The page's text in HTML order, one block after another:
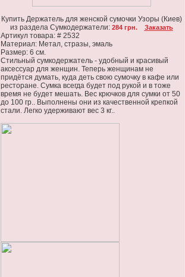
Купить Держатель для женской сумочки Узоры (Киев)
из раздела Сумкодержатели: 284 грн. Заказать
Артикул товара: # 2532
Материал: Метал, стразы, эмаль
Размер: 6 см.
Стильный сумкодержатель - удобный и красивый
аксессуар для женщин. Теперь женщинам не
придётся думать, куда деть свою сумочку в кафе или
ресторане. Сумка всегда будет под рукой и в тоже
время не будет мешать. Вес крючков для сумки от 50
до 100 гр.. Выполнены они из качественной крепкой
стали. Легко удерживают вес 3 кг..